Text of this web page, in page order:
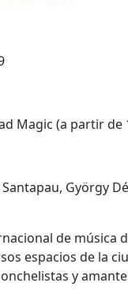
Magic (a partir de
György
de música
espacios de la
y